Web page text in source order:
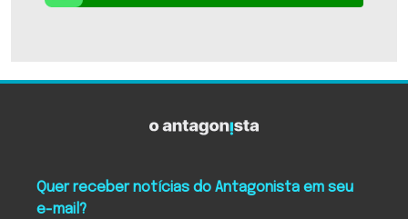
Quer receber notícias do Antagonista em seu
e-mail?